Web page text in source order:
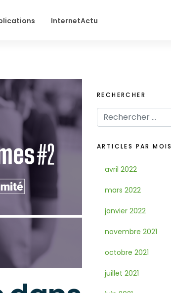
InternetActu
RECHERCHER
ARTICLES PAR MOIS
avril 2022
mars 2022
janvier 2022
novembre 2021
octobre 2021
juillet 2021